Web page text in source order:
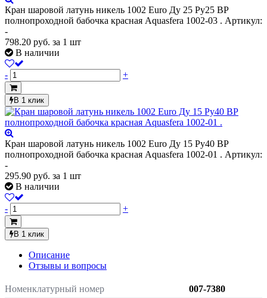
Кран шаровой латунь никель 1002 Euro Ду 25 Ру25 ВР
полнопроходной бабочка красная Aquasfera 1002-03 . Артикул:
-
798.20 руб. за 1 шт
В наличии
- +
В 1 клик
Кран шаровой латунь никель 1002 Euro Ду 15 Ру40 ВР
полнопроходной бабочка красная Aquasfera 1002-01 . Артикул:
-
295.90 руб. за 1 шт
В наличии
- +
В 1 клик
Описание
Отзывы и вопросы
Номенклатурный номер
007-7380